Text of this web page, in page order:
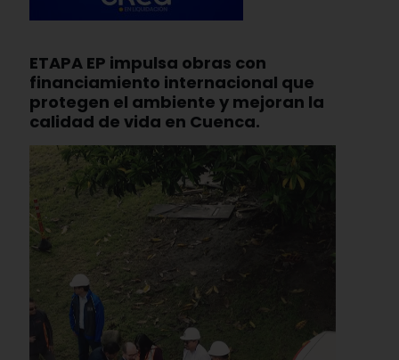
ETAPA EP impulsa obras con
financiamiento internacional que
protegen el ambiente y mejoran la
calidad de vida en Cuenca.